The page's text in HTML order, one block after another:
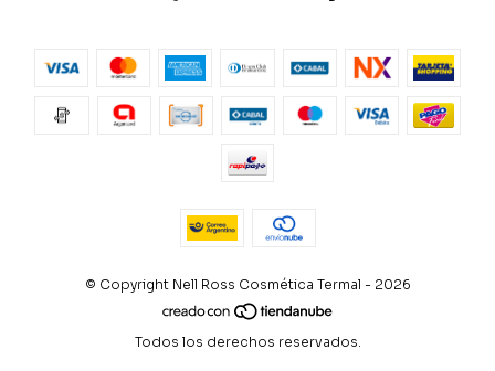
© Copyright Nell Ross Cosmética Termal - 2026
Todos los derechos reservados.